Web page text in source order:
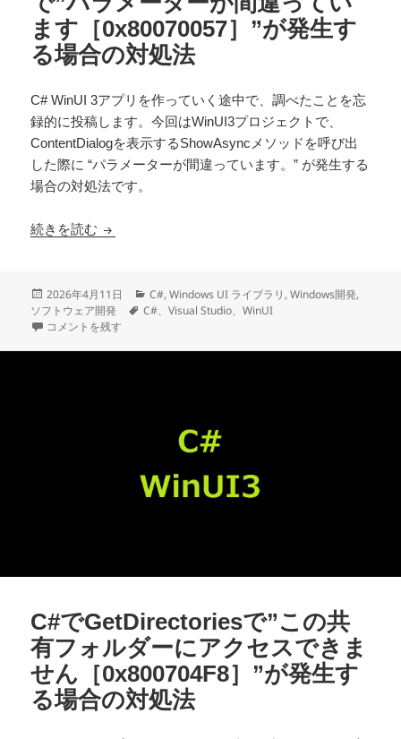
ます［0x80070057］”が発生す
る場合の対処法
C# WinUI 3アプリを作っていく途中で、調べたことを忘
録的に投稿します。今回はWinUI3プロジェクトで、
ContentDialogを表示するShowAsyncメソッドを呼び出
した際に “パラメーターが間違っています。” が発生する
場合の対処法です。
続きを読む C# WinUI3のContentDialog.ShowAsyncで”パラ
投
稿
日:
2026年4月11日
カ
テ
C#,Windows UI ライブラリ ,Windows開発,
ソフトウェア開発
タ
C#、Visual Studio、WinUI
C# WinUI3のContentDialog.ShowAsyncで”パラメーターが間違ってい
コメントを残す
C#でGetDirectoriesで”この共
有フォルダーにアクセスできま
せん［0x800704F8］”が発生す
る場合の対処法